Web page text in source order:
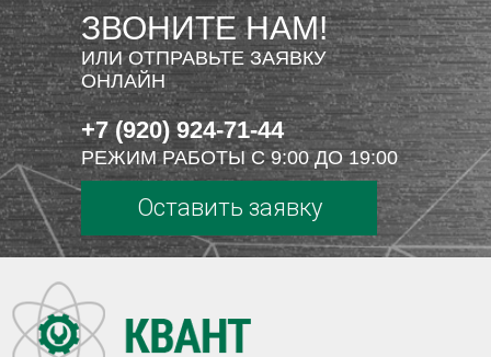
ЗВОНИТЕ НАМ!
ИЛИ ОТПРАВЬТЕ ЗАЯВКУ
ОНЛАЙН
+7 (920) 924-71-44
РЕЖИМ РАБОТЫ С 9:00 ДО 19:00
Оставить заявку